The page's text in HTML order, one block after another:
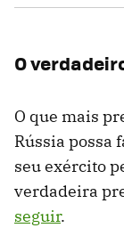
O
O que mais
Rússia possa
seu exército
verdadeira
seguir.